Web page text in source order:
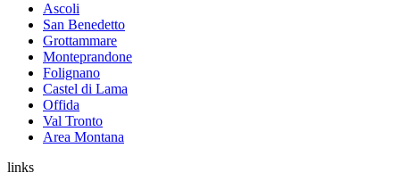
Ascoli
San Benedetto
Grottammare
Monteprandone
Folignano
Castel di Lama
Offida
Val Tronto
Area Montana
links